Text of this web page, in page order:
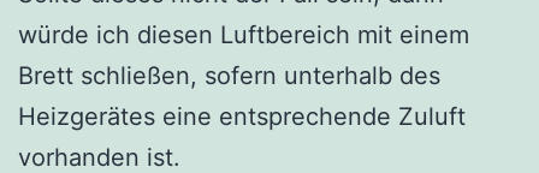
würde ich diesen Luftbereich mit einem
Brett schließen, sofern unterhalb des
Heizgerätes eine entsprechende Zuluft
vorhanden ist.